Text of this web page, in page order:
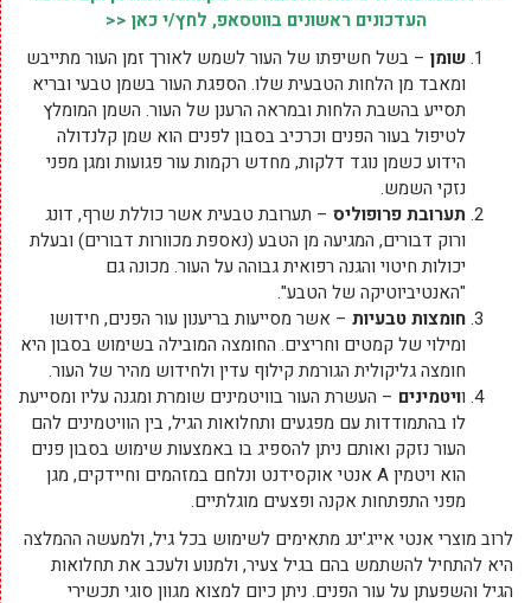
העדכונים ראשונים בווטסאפ, לחץ/י כאן <<
שומן – בשל חשיפתו של העור לשמש לאורך זמן העור מתייבש
ומאבד מן הלחות הטבעית שלו. הספגת העור בשמן טבעי ובריא
תסייע בהשבת הלחות ובמראה הרענן של העור. השמן המומלץ
לטיפול בעור הפנים וכרכיב בסבון לפנים הוא שמן קלנדולה
הידוע כשמן נוגד דלקות, מחדש רקמות עור פגועות ומגן מפני
נזקי השמש.
תערובת פרופוליס – תערובת טבעית אשר כוללת שרף, דונג
ורוק דבורים, המגיעה מן הטבע (נאספת מכוורות דבורים) ובעלת
יכולות חיטוי והגנה רפואית גבוהה על העור. מכונה גם
"האנטיביוטיקה של הטבע".
חומצות טבעיות – אשר מסייעות בריענון עור הפנים, חידושו
ומילוי של קמטים וחריצים. החומצה המובילה בשימוש בסבון היא
חומצה גליקולית הגורמת קילוף עדין ולחידוש מהיר של העור.
וויטמינים – העשרת העור בוויטמינים שומרת ומגנה עליו ומסייעת
לו בהתמודדות עם מפגעים ותחלואות הגיל, בין הוויטמינים להם
העור נזקק ואותם ניתן להספיג בו באמצעות שימוש בסבון פנים
הוא ויטמין A אנטי אוקסידנט ונלחם במזהמים וחיידקים, מגן
מפני התפתחות אקנה ופצעים מוגלתיים.
לרוב מוצרי אנטי אייג'ינג מתאימים לשימוש בכל גיל, ולמעשה ההמלצה
היא להתחיל להשתמש בהם בגיל צעיר, ולמנוע ולעכב את תחלואות
הגיל והשפעתן על עור הפנים. ניתן כיום למצוא מגוון סוגי תכשירי